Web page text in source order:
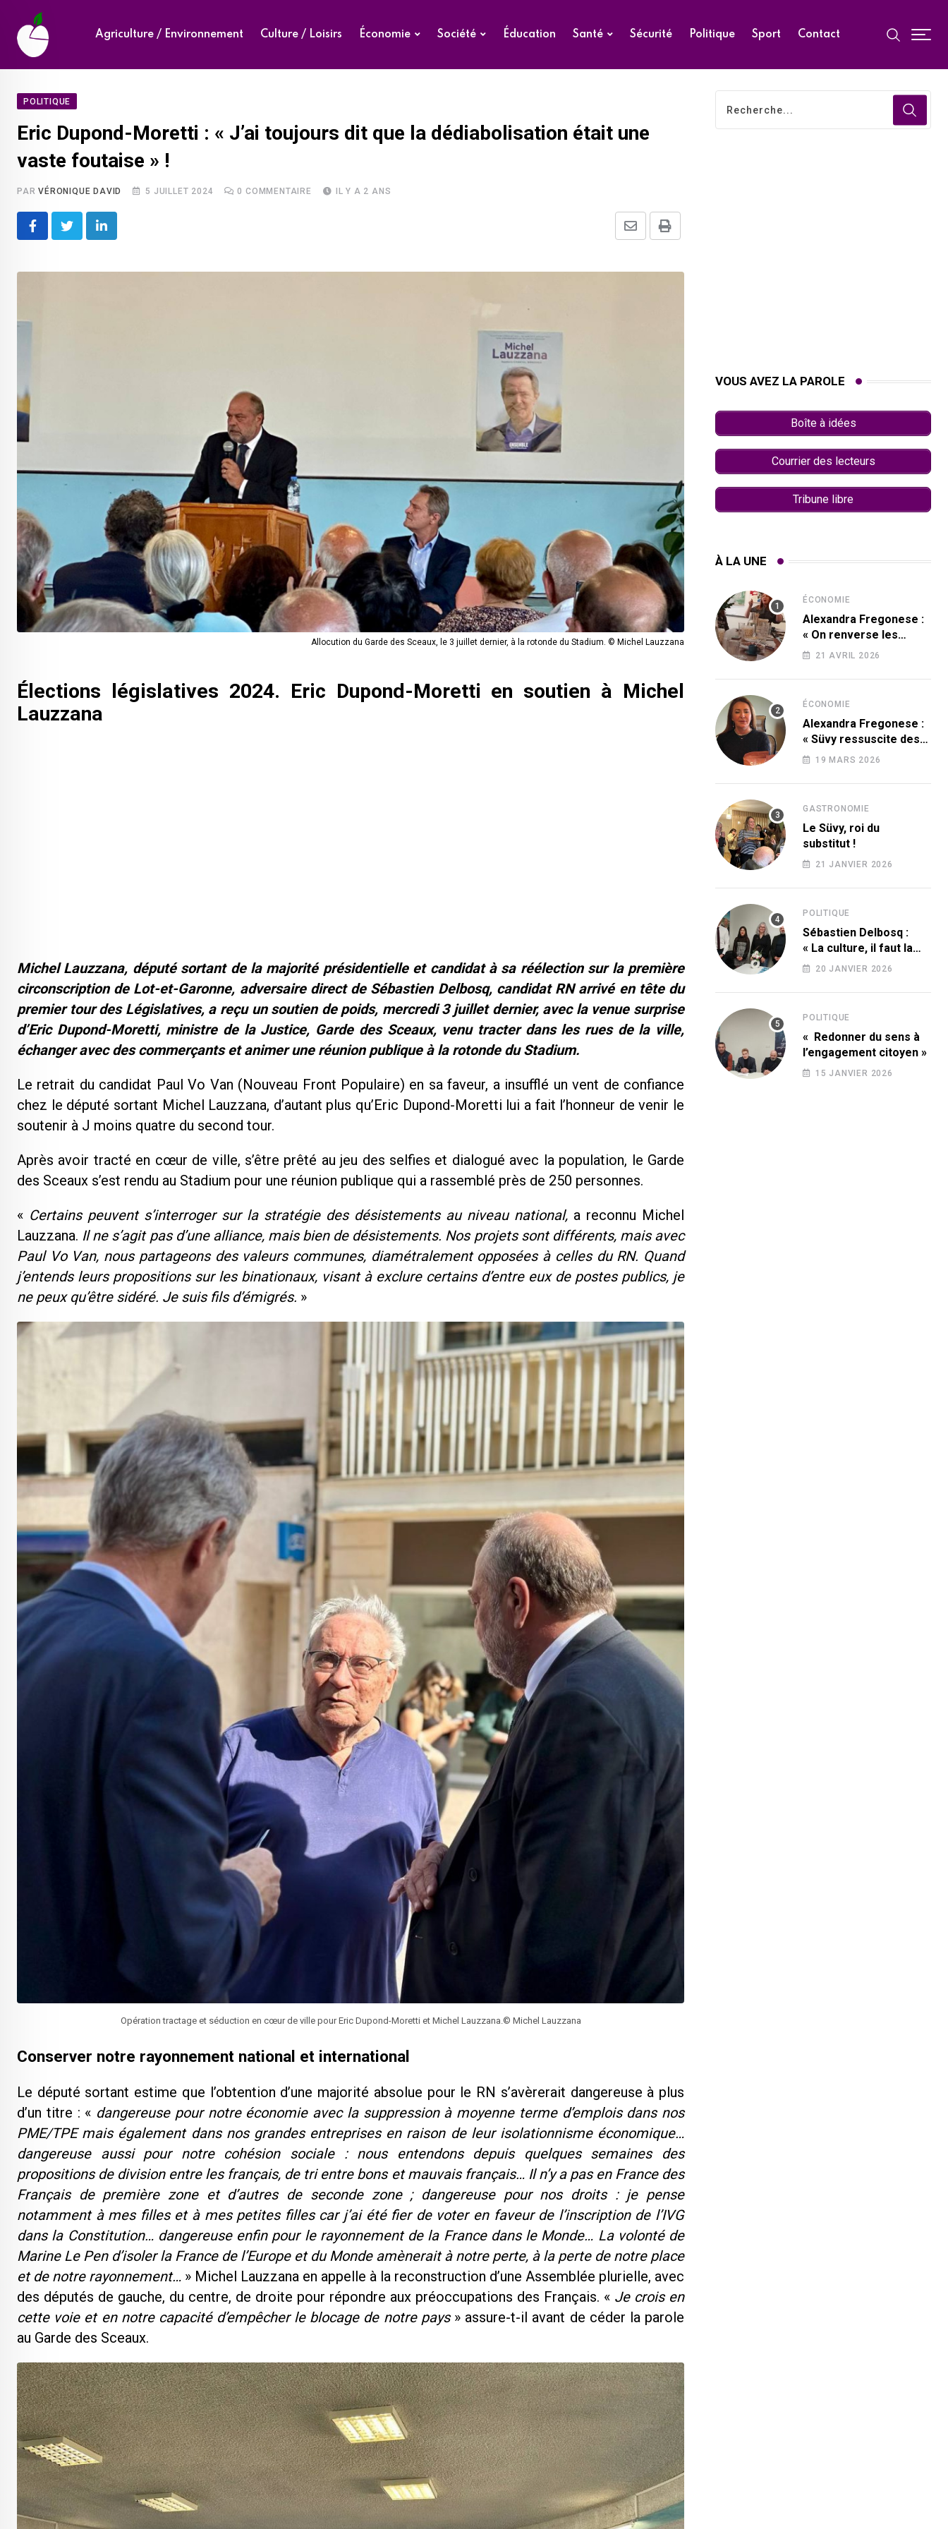
content
Agriculture / Environnement Culture / Loisirs Économie Société Éducation Santé Sécurité Politique Sport Contact
POLITIQUE
Eric Dupond-Moretti : « J’ai toujours dit que la dédiabolisation était une
vaste foutaise » !
PARVÉRONIQUE DAVID 5 JUILLET 2024 0 COMMENTAIRE IL Y A 2 ANS
LinkedIn Print
Share
Email
Allocution du Garde des Sceaux, le 3 juillet dernier, à la rotonde du Stadium. © Michel Lauzzana
Élections législatives 2024. Eric Dupond-Moretti en soutien à Michel
Lauzzana
Michel Lauzzana, député sortant de la majorité présidentielle et candidat à sa réélection sur la première
circonscription de Lot-et-Garonne, adversaire direct de Sébastien Delbosq, candidat RN arrivé en tête du
premier tour des Législatives, a reçu un soutien de poids, mercredi 3 juillet dernier, avec la venue surprise
d’Eric Dupond-Moretti, ministre de la Justice, Garde des Sceaux, venu tracter dans les rues de la ville,
échanger avec des commerçants et animer une réunion publique à la rotonde du Stadium.
Le retrait du candidat Paul Vo Van (Nouveau Front Populaire) en sa faveur, a insufflé un vent de confiance
chez le député sortant Michel Lauzzana, d’autant plus qu’Eric Dupond-Moretti lui a fait l’honneur de venir le
soutenir à J moins quatre du second tour.
Après avoir tracté en cœur de ville, s’être prêté au jeu des selfies et dialogué avec la population, le Garde
des Sceaux s’est rendu au Stadium pour une réunion publique qui a rassemblé près de 250 personnes.
« Certains peuvent s’interroger sur la stratégie des désistements au niveau national, a reconnu Michel
Lauzzana. Il ne s’agit pas d’une alliance, mais bien de désistements. Nos projets sont différents, mais avec
Paul Vo Van, nous partageons des valeurs communes, diamétralement opposées à celles du RN. Quand
j’entends leurs propositions sur les binationaux, visant à exclure certains d’entre eux de postes publics, je
ne peux qu’être sidéré. Je suis fils d’émigrés. »
Opération tractage et séduction en cœur de ville pour Eric Dupond-Moretti et Michel Lauzzana.© Michel Lauzzana
Conserver notre rayonnement national et international
Le député sortant estime que l’obtention d’une majorité absolue pour le RN s’avèrerait dangereuse à plus
d’un titre : « dangereuse pour notre économie avec la suppression à moyenne terme d’emplois dans nos
PME/TPE mais également dans nos grandes entreprises en raison de leur isolationnisme économique…
dangereuse aussi pour notre cohésion sociale : nous entendons depuis quelques semaines des
propositions de division entre les français, de tri entre bons et mauvais français… Il n’y a pas en France des
Français de première zone et d’autres de seconde zone ; dangereuse pour nos droits : je pense
notamment à mes filles et à mes petites filles car j’ai été fier de voter en faveur de l’inscription de l’IVG
dans la Constitution… dangereuse enfin pour le rayonnement de la France dans le Monde… La volonté de
Marine Le Pen d’isoler la France de l’Europe et du Monde amènerait à notre perte, à la perte de notre place
et de notre rayonnement… » Michel Lauzzana en appelle à la reconstruction d’une Assemblée plurielle, avec
des députés de gauche, du centre, de droite pour répondre aux préoccupations des Français. « Je crois en
cette voie et en notre capacité d’empêcher le blocage de notre pays» assure-t-il avant de céder la parole
au Garde des Sceaux.
VOUS AVEZ LA PAROLE
Boîte à idées
Courrier des lecteurs
Tribune libre
À LA UNE
ÉCONOMIE
Alexandra Fregonese :
« On renverse les
codes » !
21 AVRIL 2026
ÉCONOMIE
Alexandra Fregonese :
« Süvy ressuscite des
produits condamnés
19 MARS 2026
GASTRONOMIE
Le Süvy, roi du
substitut !
21 JANVIER 2026
POLITIQUE
Sébastien Delbosq :
« La culture, il faut la
conquérir ! »
20 JANVIER 2026
POLITIQUE
« Redonner du sens à
l’engagement citoyen »
15 JANVIER 2026